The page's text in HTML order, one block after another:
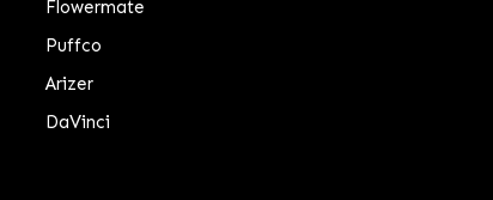
Flowermate
Puffco
Arizer
DaVinci